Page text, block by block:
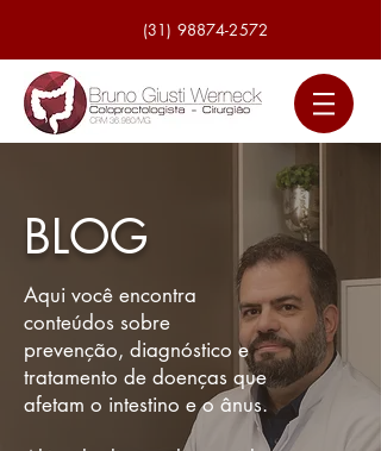
(31) 98874-2572
BLOG
Aqui você encontra
conteúdos sobre
prevenção, diagnóstico e
tratamento de doenças que
afetam o intestino e o ânus.